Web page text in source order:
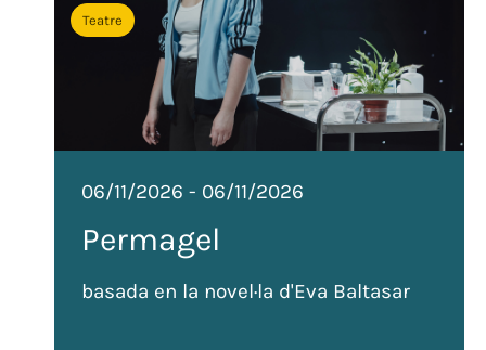
Teatre
06/11/2026 - 06/11/2026
Permagel
basada en la novel·la d'Eva Baltasar